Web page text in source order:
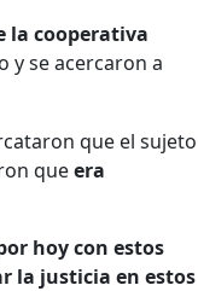
la cooperativa
y se acercaron a
que el sujeto
queera
hoy con estos
la justicia en estos